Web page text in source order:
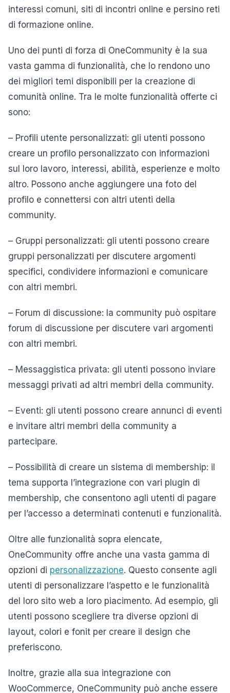
interessi comuni, siti di incontri online e persino reti
di formazione online.
Uno dei punti di forza di OneCommunity è la sua
vasta gamma di funzionalità, che lo rendono uno
dei migliori temi disponibili per la creazione di
comunità online. Tra le molte funzionalità offerte ci
sono:
– Profili utente personalizzati: gli utenti possono
creare un profilo personalizzato con informazioni
sul loro lavoro, interessi, abilità, esperienze e molto
altro. Possono anche aggiungere una foto del
profilo e connettersi con altri utenti della
community.
– Gruppi personalizzati: gli utenti possono creare
gruppi personalizzati per discutere argomenti
specifici, condividere informazioni e comunicare
con altri membri.
– Forum di discussione: la community può ospitare
forum di discussione per discutere vari argomenti
con altri membri.
– Messaggistica privata: gli utenti possono inviare
messaggi privati ad altri membri della community.
– Eventi: gli utenti possono creare annunci di eventi
e invitare altri membri della community a
partecipare.
– Possibilità di creare un sistema di membership: il
tema supporta l’integrazione con vari plugin di
membership, che consentono agli utenti di pagare
per l’accesso a determinati contenuti e funzionalità.
Oltre alle funzionalità sopra elencate,
OneCommunity offre anche una vasta gamma di
opzioni di personalizzazione. Questo consente agli
utenti di personalizzare l’aspetto e le funzionalità
del loro sito web a loro piacimento. Ad esempio, gli
utenti possono scegliere tra diverse opzioni di
layout, colori e fonit per creare il design che
preferiscono.
Inoltre, grazie alla sua integrazione con
WooCommerce, OneCommunity può anche essere